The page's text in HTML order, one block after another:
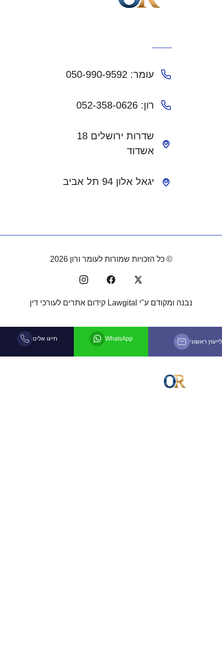
עומר: 050-990-9592
רון: 052-358-0626
שדרות ירושלים 18
אשדוד
יגאל אלון 94 תל אביב
© כל הזכויות שמורות לעומר ורון 2026
נבנה ומקודם ע"י Lawgital קידום אתרים לעורכי דין
לייעוץ ראשוני WhatsApp חייגו אלינו